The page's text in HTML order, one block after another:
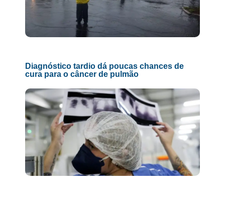
Diagnóstico tardio dá poucas chances de
cura para o câncer de pulmão